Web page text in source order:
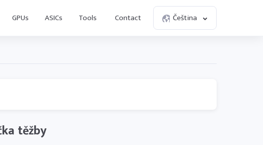
GPUs ASICs Tools Contact Čeština
těžby